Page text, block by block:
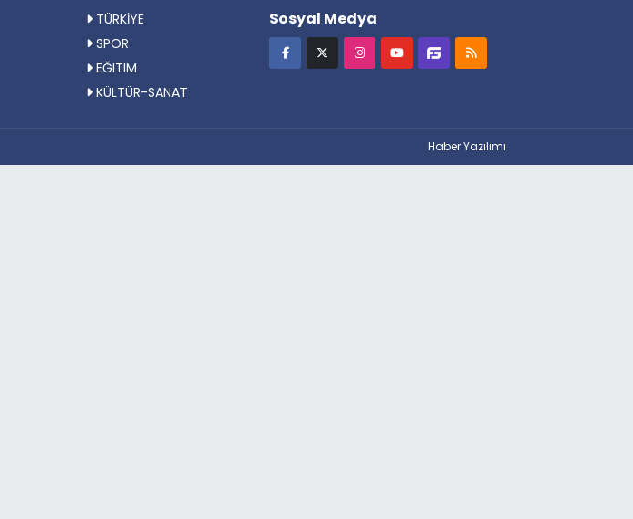
TÜRKİYE
SPOR
EĞITIM
KÜLTÜR-SANAT
Sosyal Medya
Haber Yazılımı